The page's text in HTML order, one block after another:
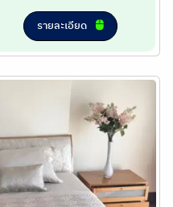
รายละเอียด